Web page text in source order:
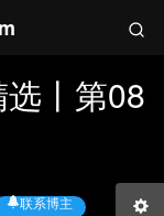
丨第08
联系博主